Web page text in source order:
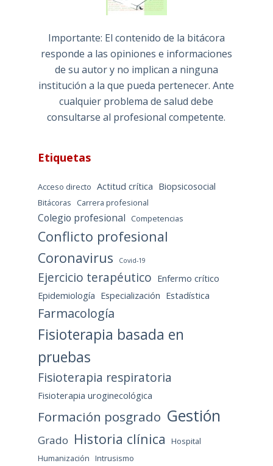
Importante: El contenido de la bitácora
responde a las opiniones e informaciones
de su autor y no implican a ninguna
institución a la que pueda pertenecer. Ante
cualquier problema de salud debe
consultarse al profesional competente.
Etiquetas
Acceso directo Actitud crítica Biopsicosocial
Bitácoras Carrera profesional
Colegio profesional Competencias
Conflicto profesional
Coronavirus
Covid-19
Ejercicio terapéutico Enfermo crítico
Epidemiología Especialización Estadística
Farmacología
Fisioterapia basada en
pruebas
Fisioterapia respiratoria
Fisioterapia uroginecológica
Formación posgrado Gestión
Grado Historia clínica
Hospital
Humanización Intrusismo